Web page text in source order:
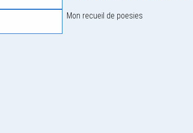
Mon recueil de poesies